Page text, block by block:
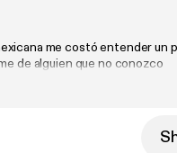
me costó entender un
de alguien que no conozco